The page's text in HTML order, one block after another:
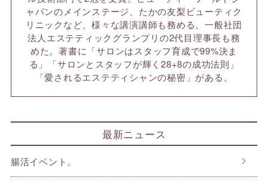
ャパンのメインステージ、たかの友梨ビューティク
リニックなど、様々な講演講師も務める。一般社団
法人エステティックグランプリの2代目理事長も務
めた。著書に「サロンはスタッフ育成で99%決ま
る」「サロンとスタッフが輝く28+8の成功法則」
「愛されるエステティシャンの秘密」がある。
最新ニュース
腸活イベント。